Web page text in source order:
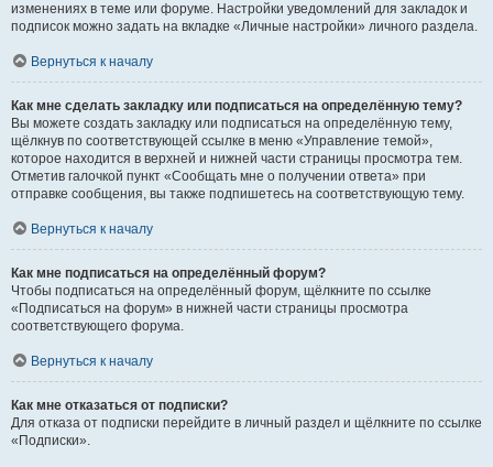
изменениях в теме или форуме. Настройки уведомлений для закладок и
подписок можно задать на вкладке «Личные настройки» личного раздела.
Вернуться к началу
Как мне сделать закладку или подписаться на определённую тему?
Вы можете создать закладку или подписаться на определённую тему,
щёлкнув по соответствующей ссылке в меню «Управление темой»,
которое находится в верхней и нижней части страницы просмотра тем.
Отметив галочкой пункт «Сообщать мне о получении ответа» при
отправке сообщения, вы также подпишетесь на соответствующую тему.
Вернуться к началу
Как мне подписаться на определённый форум?
Чтобы подписаться на определённый форум, щёлкните по ссылке
«Подписаться на форум» в нижней части страницы просмотра
соответствующего форума.
Вернуться к началу
Как мне отказаться от подписки?
Для отказа от подписки перейдите в личный раздел и щёлкните по ссылке
«Подписки».